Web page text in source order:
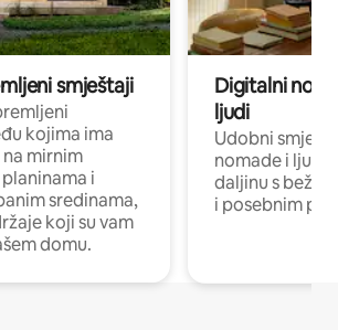
smještaji
kojima ima
mirnim
i
sredinama,
koji su vam
domu.
Digitalni
ljudi
Udobni
nomade i ljude
daljinu s
i posebnim